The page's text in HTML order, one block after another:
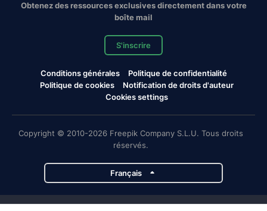
Obtenez des ressources exclusives directement dans votre
boîte mail
S'inscrire
Conditions générales
Politique de confidentialité
Politique de cookies
Notification de droits d'auteur
Cookies settings
Copyright © 2010-2026 Freepik Company S.L.U. Tous droits
réservés.
Français